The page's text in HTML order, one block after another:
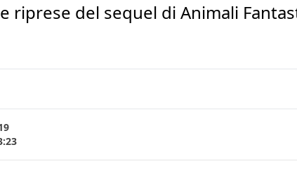
riprese del sequel di Animali